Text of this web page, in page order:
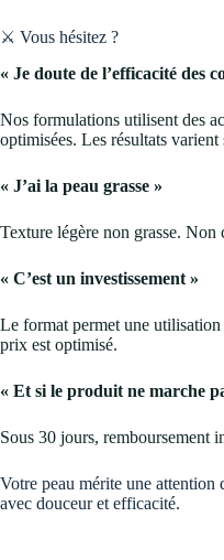
⚔️ Vous hésitez ?
« Je doute de l’efficacité des
Nos formulations utilisent des
optimisées. Les résultats varient
« J’ai la peau grasse »
Texture légère non grasse. Non
« C’est un investissement »
Le format permet une
prix est optimisé.
« Et si le produit ne marche
Sous 30 jours, remboursement
Votre peau mérite une
avec douceur et efficacité.